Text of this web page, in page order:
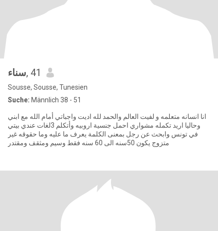
سناء, 41
Sousse, Sousse, Tunesien
Suche: Männlich 38 - 51
انا انسانه متعلمه و لفيت العالم والحمد لله اديت واجباتي أمام الله مع ابني
وحاليا اريد تكمله مشواري احمل جنسية اروبيه وأتكلم 3لغات عندي بيتي
في تونس وابحث عن رجل بمعنى الكلمة يعرف ما عليه وما حقوقه غير
متزوج يكون 50سنه الى 60 سنه فقط وسيم ومثقف ومقتدر